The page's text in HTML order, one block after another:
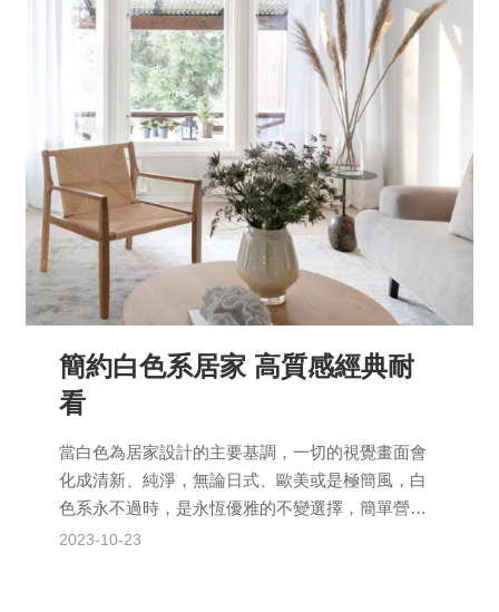
簡約白色系居家 高質感經典耐
看
當白色為居家設計的主要基調，一切的視覺畫面會
化成清新、純淨，無論日式、歐美或是極簡風，白
色系永不過時，是永恆優雅的不變選擇，簡單營造
出生活的美好。 白色是一個多功能的色系，它與任
2023-10-23